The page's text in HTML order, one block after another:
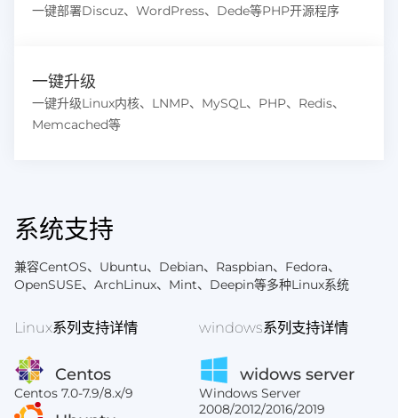
一键部署Discuz、WordPress、Dede等PHP开源程序
一键升级
一键升级Linux内核、LNMP、MySQL、PHP、Redis、
Memcached等
系统支持
兼容CentOS、Ubuntu、Debian、Raspbian、Fedora、
OpenSUSE、ArchLinux、Mint、Deepin等多种Linux系统
Linux系列支持详情
Centos
Centos 7.0-7.9/8.x/9
windows系列支持详情
widows server
Windows Server
2008/2012/2016/2019